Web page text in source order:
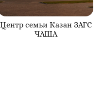
Центр семьи Казан ЗАГС
ЧАША